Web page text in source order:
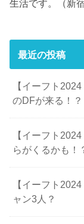
生活です。（新
最近の投稿
【イーフト
のDFが来る！？
【イーフト
らがくるかも！
【イーフト
ャン3人？